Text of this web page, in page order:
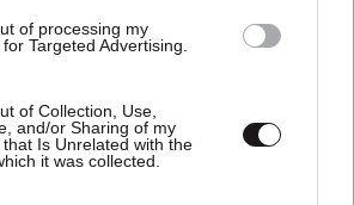
of processing my
Targeted Advertising.
of Collection, Use,
and/or Sharing of my
Is Unrelated with the
it was collected.